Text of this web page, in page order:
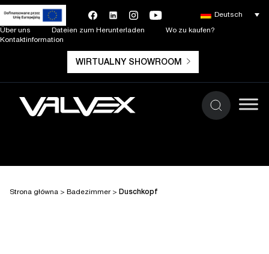
Über uns Dateien zum Herunterladen
Wo zu kaufen?
Kontaktinformation
WIRTUALNY SHOWROOM
Deutsch
Strona główna > Badezimmer> Duschkopf